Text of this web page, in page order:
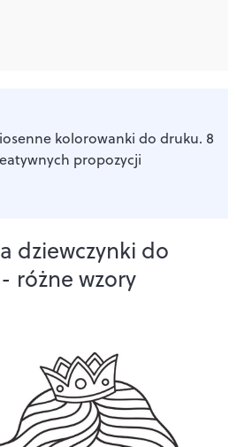
kolorowanki do druku. 8
propozycji
dziewczynki do
różne wzory